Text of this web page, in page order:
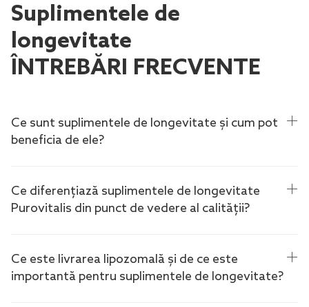
Suplimentele de
longevitate
ÎNTREBĂRI FRECVENTE
Ce sunt suplimentele de longevitate și cum pot
beneficia de ele?
Ce diferențiază suplimentele de longevitate
Purovitalis din punct de vedere al calității?
Ce este livrarea lipozomală și de ce este
importantă pentru suplimentele de longevitate?